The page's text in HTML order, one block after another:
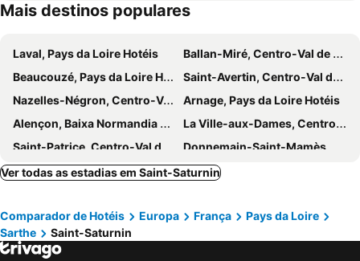
Mais destinos populares
Laval, Pays da Loire Hotéis
Ballan-Miré, Centro-Val de Loire Hotéis
Beaucouzé, Pays da Loire Hotéis
Saint-Avertin, Centro-Val de Loire Hotéis
Nazelles-Négron, Centro-Val de Loire Hotéis
Arnage, Pays da Loire Hotéis
Alençon, Baixa Normandia Hotéis
La Ville-aux-Dames, Centro-Val de Loire Hotéis
Saint-Patrice, Centro-Val de Loire Hotéis
Donnemain-Saint-Mamès, Centro-Val de Loire Hotéis
Turquant, Pays da Loire Hotéis
Yvré-l'Évêque, Pays da Loire Hotéis
Changé, Pays da Loire Hotéis
Fondettes, Centro-Val de Loire Hotéis
Rochecorbon, Centro-Val de Loire Hotéis
Vouvray, Centro-Val de Loire Hotéis
Ver todas as estadias em Saint-Saturnin
Comparador de Hotéis Europa França
Pays da Loire
Sarthe
Saint-Saturnin